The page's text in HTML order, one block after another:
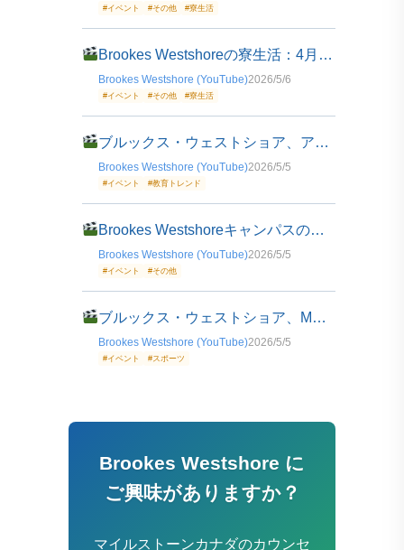
#イベント #その他 #寮生活
Brookes Westshoreの寮生活：4月20日のイベント紹介
Brookes Westshore (YouTube)2026/5/6
#イベント #その他 #寮生活
ブルックス・ウェストショア、アースデイチャレンジの結果を発表
Brookes Westshore (YouTube)2026/5/5
#イベント #教育トレンド
Brookes Westshoreキャンパスの野生動物：フクロウとアライグマの観察
Brookes Westshore (YouTube)2026/5/5
#イベント #その他
ブルックス・ウェストショア、MYP3バドミントン部の活動紹介
Brookes Westshore (YouTube)2026/5/5
#イベント #スポーツ
Brookes Westshore に
ご興味がありますか？
マイルストーンカナダのカウンセ